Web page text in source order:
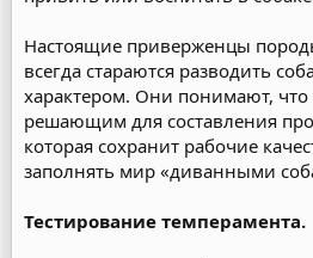
Настоящие приверженцы
всегда стараются разводить
характером. Они понимают, что
решающим для составления
которая сохранит рабочие
заполнять мир «диванными
Тестирование темперамента.